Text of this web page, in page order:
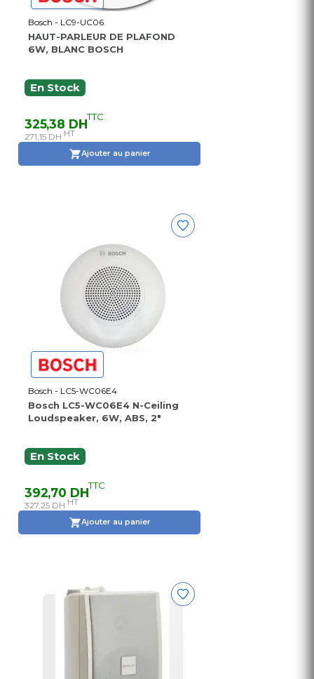
Bosch - LC9-UC06
HAUT-PARLEUR DE PLAFOND
6W, BLANC BOSCH
En Stock
325,38 DHTTC
271,15 DH HT
Ajouter au panier
Bosch - LC5-WC06E4
Bosch LC5-WC06E4 N-Ceiling
Loudspeaker, 6W, ABS, 2"
En Stock
392,70 DHTTC
327,25 DH HT
Ajouter au panier